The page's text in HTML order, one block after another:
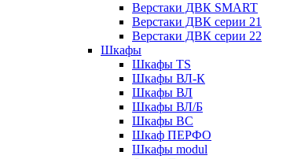
Верстаки ДВК SMART
Верстаки ДВК серии 21
Верстаки ДВК серии 22
Шкафы
Шкафы TS
Шкафы ВЛ-К
Шкафы ВЛ
Шкафы ВЛ/Б
Шкафы ВС
Шкаф ПЕРФО
Шкафы modul